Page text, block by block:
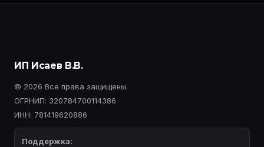
ИП Исаев В.В.
© 2026 Все права защищены.
ОГРНИП: 320784700114386
ИНН: 781419620886
Поддержка: